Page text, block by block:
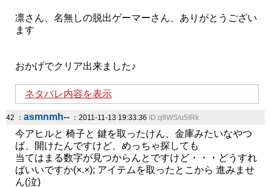
凛さん、名無しの脱出ゲーマーさん、ありがとうござい
ます
おかげでクリア出来ました♪
ネタバレ内容を表示
42 ： asmnmh-- ：2011-11-13 19:33:36 ID:q8WS/u5tRk
今アヒルと 椅子と 鍵を取ったけん、金庫みたいなやつ
ば、開けたんですけど、めっちゃ探しても
当てはまる数字が見つからんとですけど・・・どうすれ
ばいいですか(×.×); アイテムを取ったとこから 進みませ
ん(泣)